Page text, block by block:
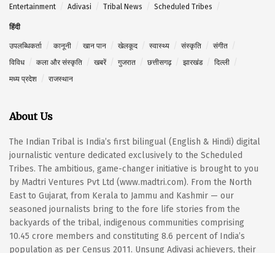
Entertainment
Adivasi Tribal News Scheduled Tribes
हिंदी
उपलब्धिकर्ता कानूनी खान पान खेलकूद स्वास्थ्य संस्कृति
संगीत
विविध
कला और संस्कृति खबरें गुजरात छत्तीसगढ़ झारखंड
दिल्ली
मध्य प्रदेश
राजस्थान
About Us
The Indian Tribal is India’s first bilingual (English & Hindi) digital
journalistic venture dedicated exclusively to the Scheduled
Tribes. The ambitious, game-changer initiative is brought to you
by Madtri Ventures Pvt Ltd (www.madtri.com). From the North
East to Gujarat, from Kerala to Jammu and Kashmir — our
seasoned journalists bring to the fore life stories from the
backyards of the tribal, indigenous communities comprising
10.45 crore members and constituting 8.6 percent of India’s
population as per Census 2011. Unsung Adivasi achievers, their